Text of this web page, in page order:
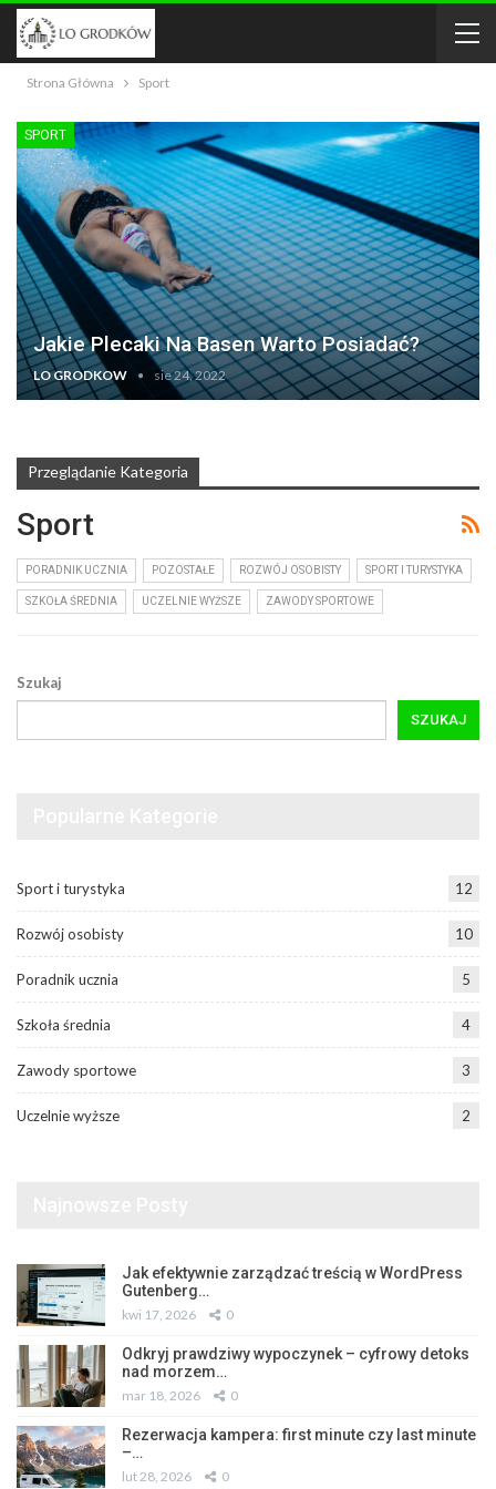
Strona Główna Sport
SPORT
Jakie Plecaki Na Basen Warto Posiadać?
LO GRODKOW sie 24, 2022
Przeglądanie Kategoria
Sport
PORADNIK UCZNIA POZOSTAŁE ROZWÓJ OSOBISTY SPORT I TURYSTYKA
SZKOŁA ŚREDNIA UCZELNIE WYŻSZE ZAWODY SPORTOWE
Szukaj
SZUKAJ
Sport i turystyka 12
Rozwój osobisty 10
Poradnik ucznia 5
Szkoła średnia 4
Zawody sportowe 3
Uczelnie wyższe 2
Jak efektywnie zarządzać treścią w WordPress
Gutenberg…
kwi 17, 2026 0
Odkryj prawdziwy wypoczynek – cyfrowy detoks
nad morzem…
mar 18, 2026 0
Rezerwacja kampera: first minute czy last minute
–…
lut 28, 2026 0